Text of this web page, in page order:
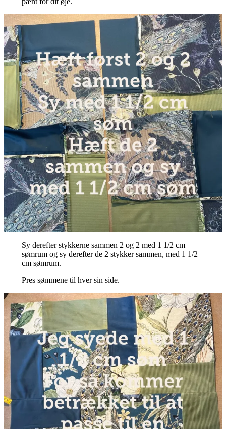
Sy derefter stykkerne sammen 2 og 2 med 1 1/2 cm
sømrum og sy derefter de 2 stykker sammen, med 1 1/2
cm sømrum.
Pres sømmene til hver sin side.